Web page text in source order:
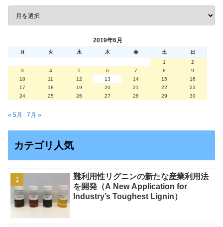
2019年6月
月 火 水 木 金 土
日
1
2
3
4 5 6 7 8
9
10
11 12 13 14 15
16
17
18 19 20 21 22
23
24
25 26 27 28 29 30
« 5月 7月 »
カテゴリ人気
難利用性リグニンの新たな産業利用法
を開発（A New Application for
Industry’s Toughest Lignin）